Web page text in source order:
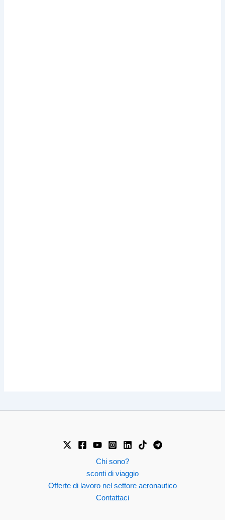
Chi sono?
sconti di viaggio
Offerte di lavoro nel settore aeronautico
Contattaci